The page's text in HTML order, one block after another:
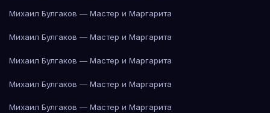
Михаил Булгаков — Мастер и Маргарита
Михаил Булгаков — Мастер и Маргарита
Михаил Булгаков — Мастер и Маргарита
Михаил Булгаков — Мастер и Маргарита
Михаил Булгаков — Мастер и Маргарита